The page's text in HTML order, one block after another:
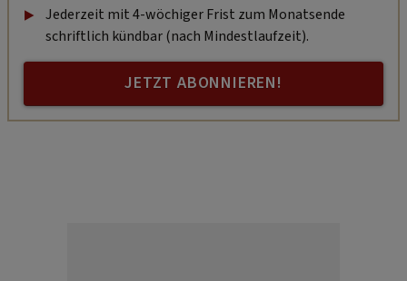
Jederzeit mit 4-wöchiger Frist zum Monatsende
schriftlich kündbar (nach Mindestlaufzeit).
JETZT ABONNIEREN!